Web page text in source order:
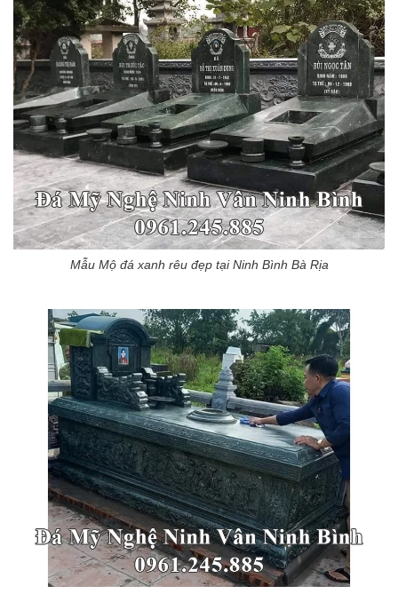
Mẫu Mộ đá xanh rêu đẹp tại Ninh Bình Bà Rịa